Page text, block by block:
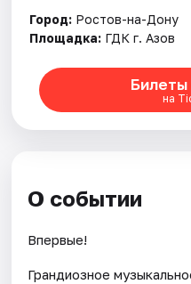
Город: Ростов-на-Дону
Площадка: ГДК г. Азов
Билеты
на
О событии
Впервые!
Грандиозное